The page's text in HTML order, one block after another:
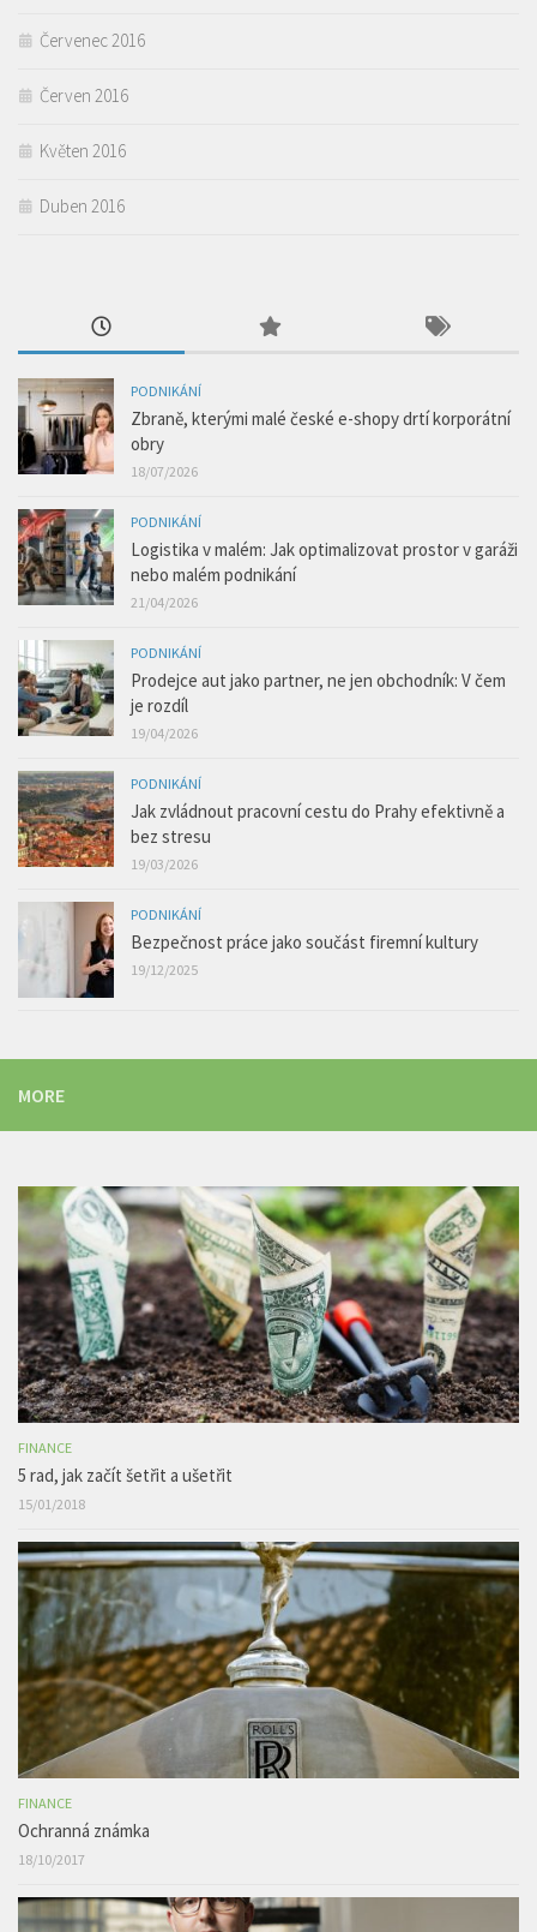
Červenec 2016
Červen 2016
Květen 2016
Duben 2016
PODNIKÁNÍ
Zbraně, kterými malé české e-shopy drtí korporátní
obry
18/07/2026
PODNIKÁNÍ
Logistika v malém: Jak optimalizovat prostor v garáži
nebo malém podnikání
21/04/2026
PODNIKÁNÍ
Prodejce aut jako partner, ne jen obchodník: V čem
je rozdíl
19/04/2026
PODNIKÁNÍ
Jak zvládnout pracovní cestu do Prahy efektivně a
bez stresu
19/03/2026
PODNIKÁNÍ
Bezpečnost práce jako součást firemní kultury
19/12/2025
MORE
FINANCE
5 rad, jak začít šetřit a ušetřit
15/01/2018
FINANCE
Ochranná známka
18/10/2017